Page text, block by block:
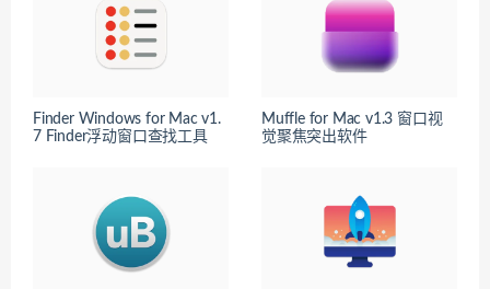
Finder Windows for Mac v1.
7 Finder浮动窗口查找工具
Muffle for Mac v1.3 窗口视
觉聚焦突出软件